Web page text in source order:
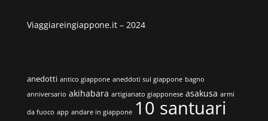
Viaggiareingiappone.it – 2024
anedotti antico giappone aneddoti sul giappone bagno
anniversario akihabara artigianato giapponese asakusa armi
da fuoco app andare in giappone 10 santuari